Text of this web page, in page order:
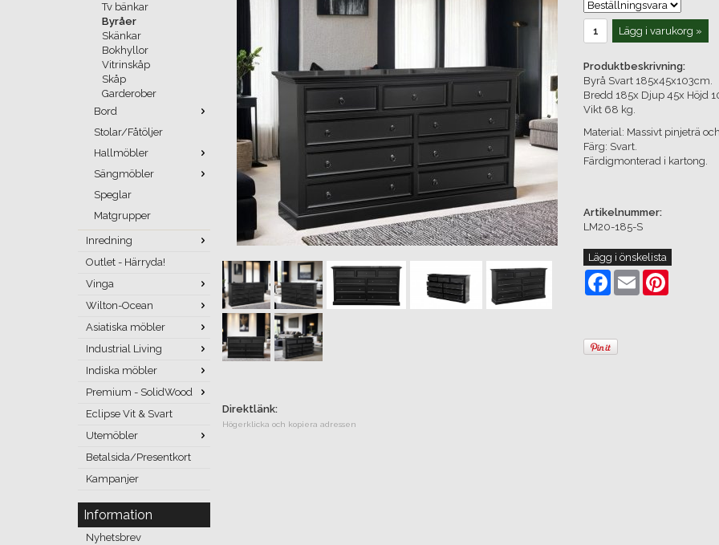
Tv bänkar
Byråer
Skänkar
Bokhyllor
Vitrinskåp
Skåp
Garderober
Bord
Stolar/Fåtöljer
Hallmöbler
Sängmöbler
Speglar
Matgrupper
Inredning
Outlet - Härryda!
Vinga
Wilton-Ocean
Asiatiska möbler
Industrial Living
Indiska möbler
Premium - SolidWood
Eclipse Vit & Svart
Utemöbler
Betalsida/Presentkort
Kampanjer
Information
Nyhetsbrev
Direktlänk:
Högerklicka och kopiera adressen
Lägg i varukorg »
Produktbeskrivning:
Byrå Svart 185x45x103cm.
Bredd 185x Djup 45x Höjd
Vikt 68 kg.
Material: Massivt pinjeträ
Färg: Svart.
Färdigmonterad i kartong.
Artikelnummer:
LM20-185-S
Lägg i önskelista
Facebook
Email